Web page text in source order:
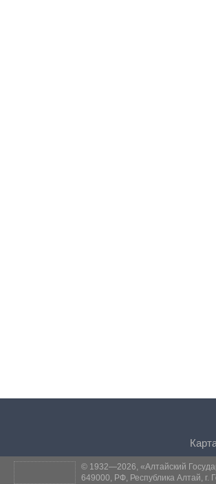
© 1932—2026, «Алтайский
649000, РФ, Республика Алтай, г.